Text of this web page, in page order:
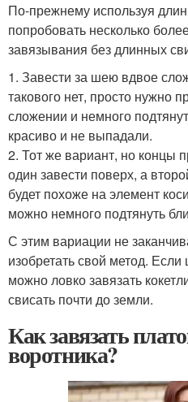
По-прежнему используя
попробовать несколько
завязывания без длинных
1. Завести за шею вдвое
такового нет, просто нужно
сложении и немного
красиво и не выпадали.
2. Тот же вариант, но концы
один завести поверх, а
будет похоже на элемент
можно немного подтянуть
С этим вариации не
изобретать свой метод.
можно ловко завязать
свисать почти до земли.
Как завязать
воротника?